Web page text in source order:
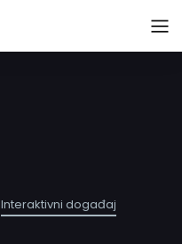
Interaktivni događaj